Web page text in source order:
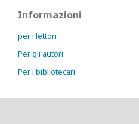
Informazioni
per i lettori
Per gli autori
Per i bibliotecari